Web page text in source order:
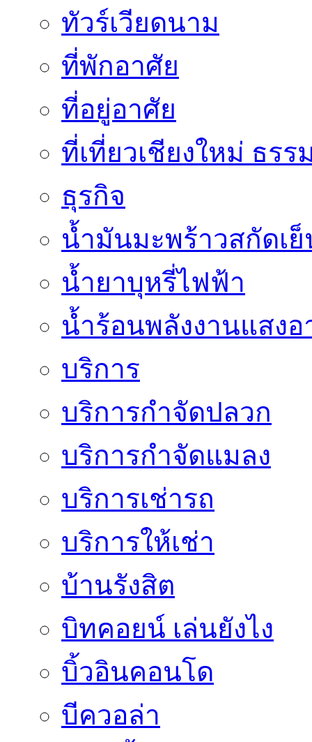
ทัวร์เวียดนาม
ที่พักอาศัย
ที่อยู่อาศัย
ที่เที่ยวเชียงใหม่ ธรร
ธุรกิจ
น้ำมันมะพร้าวสกัดเ
น้ำยาบุหรี่ไฟฟ้า
น้ำร้อนพลังงานแสง
บริการ
บริการกำจัดปลวก
บริการกำจัดแมลง
บริการเช่ารถ
บริการให้เช่า
บ้านรังสิต
บิทคอยน์ เล่นยังไง
บิ้วอินคอนโด
บีควอล่า